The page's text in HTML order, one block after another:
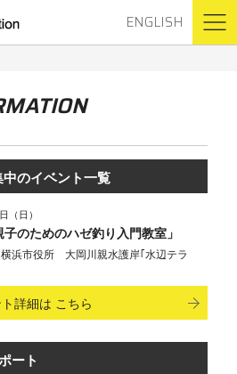
ENGLISH
のイベント一覧
（日）
のためのハゼ釣り入門教室」
浜市役所 大岡川親水護岸｢水辺テラ
詳細は こちら
ート